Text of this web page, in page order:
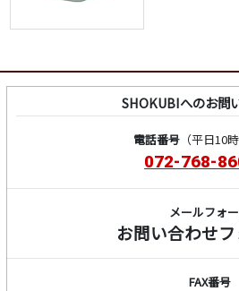
SHOKUBIへのお問
電話番号（平日10時
072-768-
メールフォ
お問い合わせ
FAX番号